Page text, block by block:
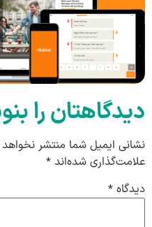
دیدگاهتان را
نشانی ایمیل شما منتشر
علامت‌گذاری شده‌اند *
دیدگاه *